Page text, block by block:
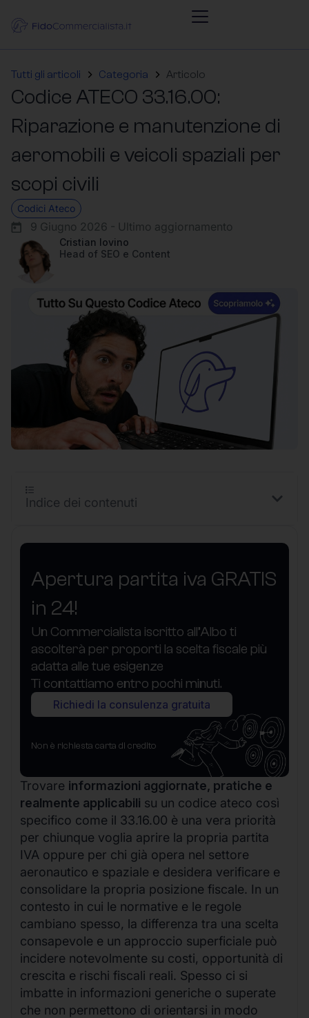
Tutti gli articoli Categoria Articolo
Codice ATECO 33.16.00:
Riparazione e manutenzione di
aeromobili e veicoli spaziali per
scopi civili
Codici Ateco
9 Giugno 2026 - Ultimo aggiornamento
Cristian Iovino
Head of SEO e Content
Apertura partita iva GRATIS
in 24!
Un Commercialista iscritto all’Albo ti
ascolterà per proporti la scelta fiscale più
adatta alle tue esigenze
Ti contattiamo entro pochi minuti.
Richiedi la consulenza gratuita
Non è richiesta carta di credito
Trovare informazioni aggiornate, pratiche e
realmente applicabili su un codice ateco così
specifico come il 33.16.00 è una vera priorità
per chiunque voglia aprire la propria partita
IVA oppure per chi già opera nel settore
aeronautico e spaziale e desidera verificare e
consolidare la propria posizione fiscale. In un
contesto in cui le normative e le regole
cambiano spesso, la differenza tra una scelta
consapevole e un approccio superficiale può
incidere notevolmente su costi, opportunità di
crescita e rischi fiscali reali. Spesso ci si
imbatte in informazioni generiche o superate
che non permettono di orientarsi in modo
Indice dei contenuti